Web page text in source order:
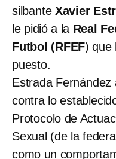
silbanteXavier
le pidió a la Real
Futbol (RFEF) que
puesto.
Estrada Fernández
contra lo
Protocolo de
Sexual (de la
como un